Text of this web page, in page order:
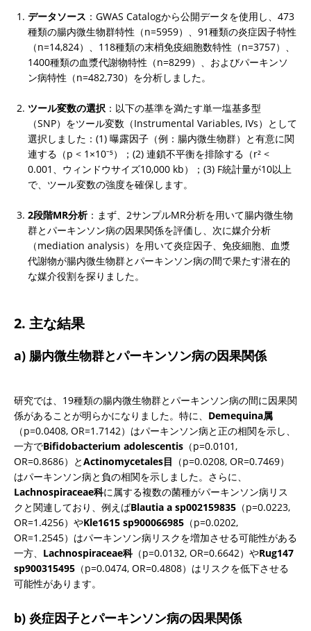
データソース ：GWAS Catalogから公開データを使用し、473
種類の腸内微生物群特性（n=5959）、91種類の炎症因子特性
（n=14,824）、118種類の末梢免疫細胞数特性（n=3757）、
1400種類の血漿代謝物特性（n=8299）、およびパーキンソ
ン病特性（n=482,730）を分析しました。
ツール変数の選択 ：以下の基準を満たす単一塩基多型
（SNP）をツール変数（Instrumental Variables, IVs）として
選択しました：(1) 曝露因子（例：腸内微生物群）と有意に関
連する（p < 1×10⁻⁵）；(2) 連鎖不平衡を排除する（r² <
0.001、ウィンドウサイズ10,000 kb）；(3) F統計量が10以上
で、ツール変数の強度を確保します。
2段階MR分析：まず、2サンプルMR分析を用いて腸内微生物
群とパーキンソン病の因果関係を評価し、次に媒介分析
（mediation analysis）を用いて炎症因子、免疫細胞、血漿
代謝物が腸内微生物群とパーキンソン病の間で果たす潜在的
な媒介役割を探りました。
2. 主な結果
a) 腸内微生物群とパーキンソン病の因果関係
研究では、19種類の腸内微生物群とパーキンソン病の間に因果関
係があることが明らかになりました。特に、 Demequina属
（p=0.0408, OR=1.7142）はパーキンソン病と正の相関を示し、
一方でBifidobacterium adolescentis （p=0.0101,
OR=0.8686）とActinomycetales目 （p=0.0208, OR=0.7469）
はパーキンソン病と負の相関を示しました。さらに、
Lachnospiraceae科に属する複数の菌種がパーキンソン病リス
クと関連しており、例えばBlautia a sp002159835 （p=0.0223,
OR=1.4256）やKle1615 sp900066985 （p=0.0202,
OR=1.2545）はパーキンソン病リスクを増加させる可能性がある
一方、 Lachnospiraceae科（p=0.0132, OR=0.6642）やRug147
sp900315495 （p=0.0474, OR=0.4808）はリスクを低下させる
可能性があります。
b) 炎症因子とパーキンソン病の因果関係